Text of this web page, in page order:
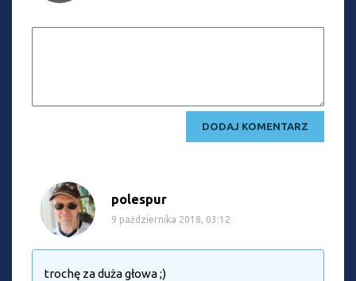
polespur
9 października 2018, 03:12
trochę za duża głowa ;)